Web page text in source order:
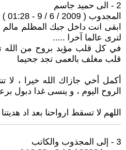
2 - الى حميد جاسم
المجدوب ( 2009 / 6 / 9 - 01:28 )
ابقى انت داخل جبك المظلم مالم
لترى عالما آخرا .....
في كل قلب مؤيد بروح من الله
قلب مغلف بالعمى تجد جحيما
أكمل أخي جازاك الله خيرا ، لا
الروح اليوم ، و ينسى غدا دبول
اللهم لا تسقط ارواحنا بعد اد
3 - إلى المجذوب والكاتب